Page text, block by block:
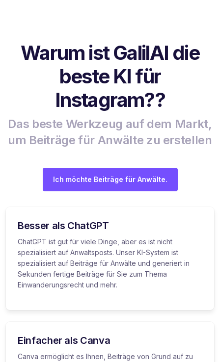
Warum ist GalilAI die
beste KI für
Instagram??
Das beste Werkzeug auf dem Markt,
um Beiträge für Anwälte zu erstellen
Ich möchte Beiträge für Anwälte.
Besser als ChatGPT
ChatGPT ist gut für viele Dinge, aber es ist nicht
spezialisiert auf Anwaltsposts. Unser KI-System ist
spezialisiert auf Beiträge für Anwälte und generiert in
Sekunden fertige Beiträge für Sie zum Thema
Einwanderungsrecht und mehr.
Einfacher als Canva
Canva ermöglicht es Ihnen, Beiträge von Grund auf zu